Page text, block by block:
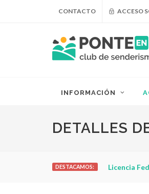
CONTACTO ACCESO
INFORMACIÓN
DETALLES
DESTACAMOS: Licencia